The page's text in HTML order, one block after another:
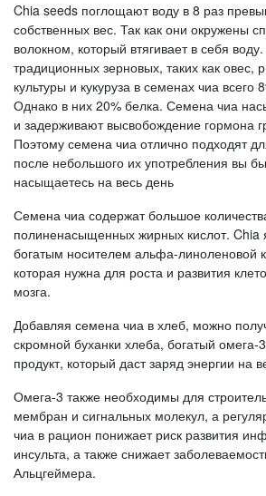
Chia seeds поглощают воду в 8 раз
собственных вес. Так как они окружены
волокном, который втягивает в себя
традиционных зерновых, таких как овес,
культуры и кукуруза в семенах чиа всего
Однако в них 20% белка. Семена чиа
и задерживают высвобождение гормона
Поэтому семена чиа отлично подходят
после небольшого их употребления вы
насыщаетесь на весь день
Семена чиа содержат большое
полиненасыщенных жирных кислот. Chia
богатым носителем альфа-линоленовой
которая нужна для роста и развития
мозга.
Добавляя семена чиа в хлеб, можно
скромной буханки хлеба, богатый омега-
продукт, который даст заряд энергии на
Омега-3 также необходимы для
мембран и сигнальных молекул, а
чиа в рацион понижает риск развития
инсульта, а также снижает
Альцгеймера.